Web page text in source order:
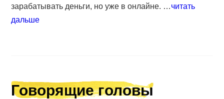
зарабатывать деньги, но уже в онлайне. …читать
дальше
Говорящие головы